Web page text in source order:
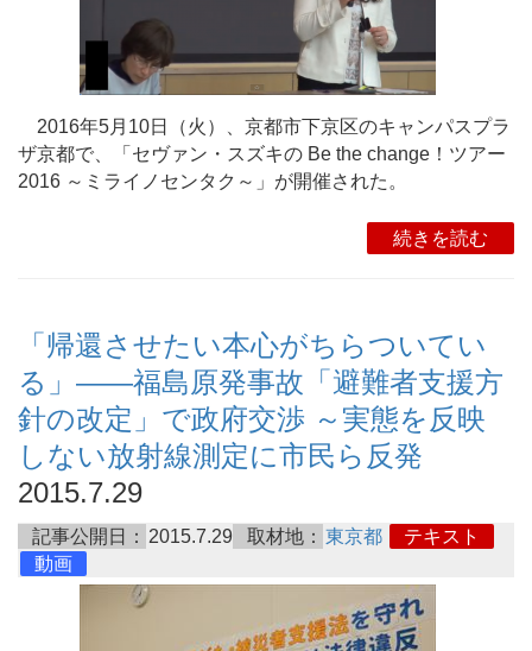
2016年5月10日（火）、京都市下京区のキャンパスプラ
ザ京都で、「セヴァン・スズキの Be the change！ツアー
2016 ～ミライノセンタク～」が開催された。
続きを読む
「帰還させたい本心がちらついてい
る」――福島原発事故「避難者支援方
針の改定」で政府交渉 ～実態を反映
しない放射線測定に市民ら反発
2015.7.29
記事公開日： 2015.7.29 取材地： 東京都
テキスト
動画